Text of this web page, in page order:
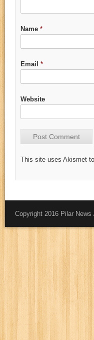
Name *
Email *
Website
This site uses Akismet
Copyright 2016 Pilar